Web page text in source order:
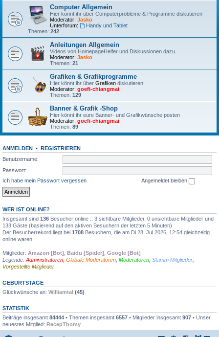
Computer Allgemein
Hier könnt ihr über Computerprobleme & Programme diskutieren
Moderator: Jasko
Unterforum:
Handy und Tablet
Themen: 242
Anleitungen Allgemein
Videos von HomepageHelfer und Diskussionen dazu.
Moderator: Jasko
Themen: 21
Grafiken & Grafikprogramme
Hier könnt ihr über Grafiken diskutieren!
Moderator: goefi-chiangmai
Themen: 129
Banner & Grafik -Shop
Hier könnt ihr eure Banner- und Grafikwünsche posten
Moderator: goefi-chiangmai
Themen: 89
ANMELDEN • REGISTRIEREN
Benutzername:
Passwort:
Ich habe mein Passwort vergessen
Angemeldet bleiben
WER IST ONLINE?
Insgesamt sind 136 Besucher online :: 3 sichtbare Mitglieder, 0 unsichtbare Mitglieder und
133 Gäste (basierend auf den aktiven Besuchern der letzten 5 Minuten)
Der Besucherrekord liegt bei 1708 Besuchern, die am Di 28. Jul 2026, 12:54 gleichzeitig
online waren.
Mitglieder: Amazon [Bot] Baidu [Spider] Google [Bot]
Legende: Administratoren Globale Moderatoren Moderatoren Stamm Mitglieder
Vorgestellte Mitglieder
GEBURTSTAGE
Glückwünsche an: Williamtal (45)
STATISTIK
Beiträge insgesamt 84444 • Themen insgesamt 6557 • Mitglieder insgesamt 907 • Unser
neuestes Mitglied: RecepThomy